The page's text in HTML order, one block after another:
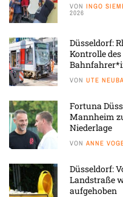
VON INGO
2026
Düsseldorf:
Kontrolle
VON UTE
Fortuna
Mannheim
Niederlage
VON ANNE
Düsseldorf:
Landstraße
aufgehoben